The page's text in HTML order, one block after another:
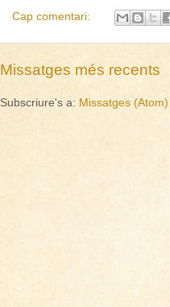
Cap comentari:
Missatges més recents
Subscriure's a: Missatges (Atom)